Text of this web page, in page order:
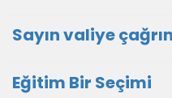
Sayın valiye
Eğitim Bir Seçimi